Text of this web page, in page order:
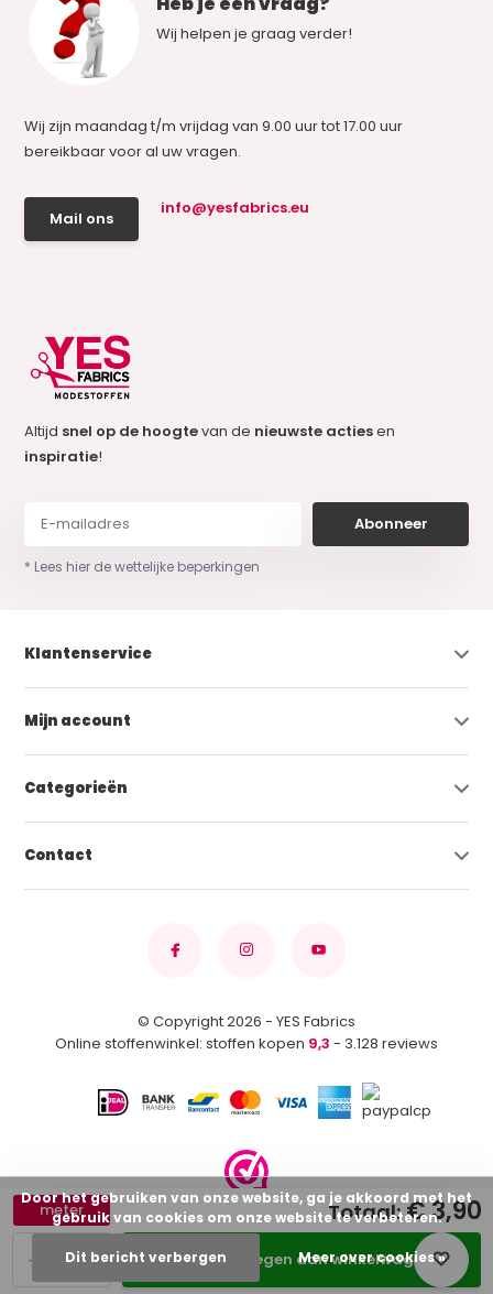
+
-
meter
Toevoegen aan winkelwagen
Totaal:€ 3,90
Wij helpen je graag verder!
Wij zijn maandag t/m vrijdag van 9.00 uur tot 17.00 uur
bereikbaar voor al uw vragen.
Mail ons
info@yesfabrics.eu
Altijd snel op de hoogtevan de nieuwste actiesen
inspiratie!
Abonneer
* Lees hier de wettelijke beperkingen
Klantenservice
Mijn account
Categorieën
Contact
© Copyright 2026 - YES Fabrics
Online stoffenwinkel: stoffen kopen 9,3 - 3.128 reviews
Door het gebruiken van onze website, ga je akkoord met het
gebruik van cookies om onze website te verbeteren.
Dit bericht verbergen Meer over cookies »